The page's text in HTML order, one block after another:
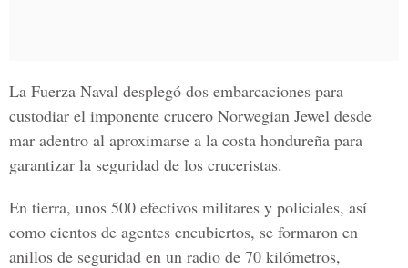
La Fuerza Naval desplegó dos embarcaciones para
custodiar el imponente crucero Norwegian Jewel desde
mar adentro al aproximarse a la costa hondureña para
garantizar la seguridad de los cruceristas.
En tierra, unos 500 efectivos militares y policiales, así
como cientos de agentes encubiertos, se formaron en
anillos de seguridad en un radio de 70 kilómetros,